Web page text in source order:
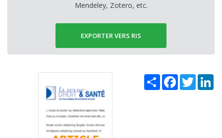
Mendeley, Zotero, etc.
EXPORTER VERS RIS
Share Facebook
Twitter